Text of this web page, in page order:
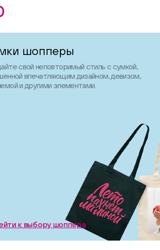
шопперы
свой неповторимый стиль с сумкой,
впечатляющим дизайном, девизом,
и другими элементами.
к выбору шоппера